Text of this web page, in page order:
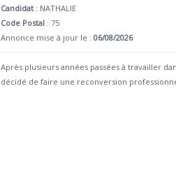
Candidat : NATHALIE
Code Postal : 75
Annonce mise à jour le :06/08/2026
Après plusieurs années passées à travailler
décidé de faire une reconversion